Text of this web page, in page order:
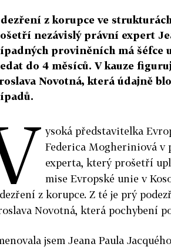
z korupce ve
nezávislý právní expert
proviněních má
do 4 měsíců. V kauze
Novotná, která údajně
ysoká představitelka
Federica Mogheriniová v
experta, který prošetří
mise Evropské unie v
z korupce. Z té je prý
Novotná, která pochybení
jsem Jeana Paula